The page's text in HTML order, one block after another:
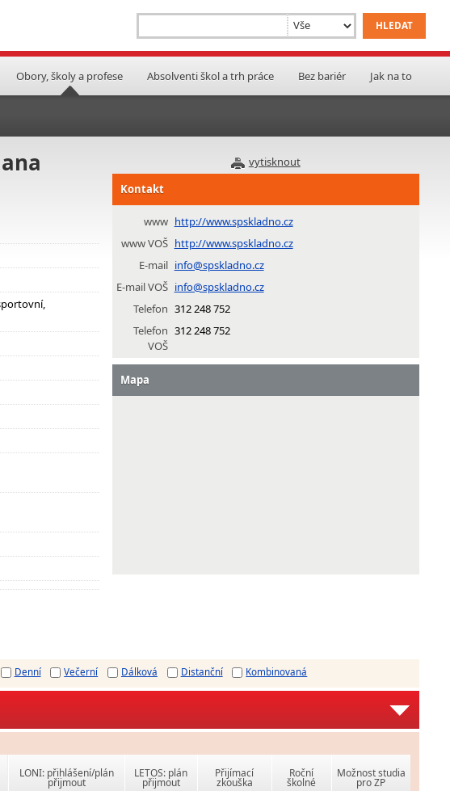
Obory, školy a profese Absolventi škol a trh práce Bez bariér Jak na to
vytisknout
Kontakt
www http://www.spskladno.cz
www VOŠ http://www.spskladno.cz
E-mail info@spskladno.cz
E-mail VOŠ info@spskladno.cz
Telefon 312 248 752
Telefon
VOŠ
312 248 752
Mapa
Denní Večerní Dálková Distanční Kombinovaná
LONI: přihlášení/plán
přijmout
LETOS: plán
přijmout
Přijímací
zkouška
Roční
školné
Možnost studia
pro ZP